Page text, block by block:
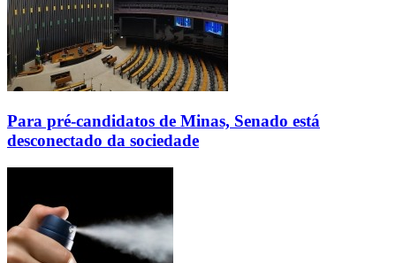
Para pré-candidatos de Minas, Senado está
desconectado da sociedade